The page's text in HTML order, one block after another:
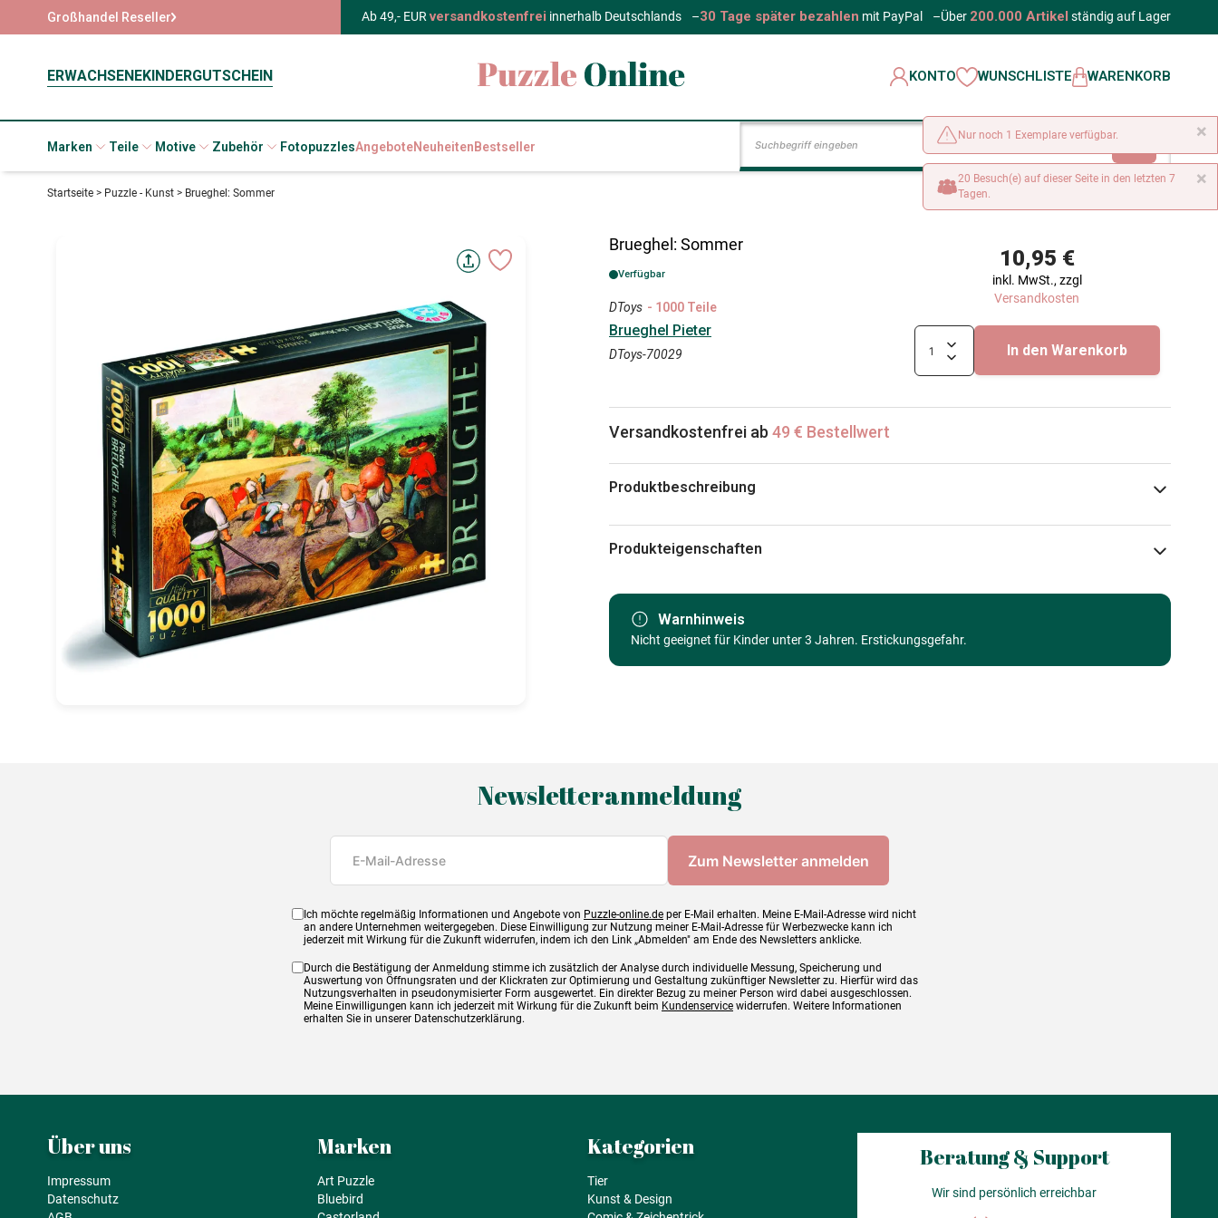
Großhandel Reseller Ab 49,- EURversandkostenfrei innerhalb Deutschlands –30 Tage später bezahlen mit PayPal –Über 200.000 Artikel ständig auf Lager
ERWACHSENEKINDERGUTSCHEIN KONTO WUNSCHLISTE WARENKORB
Marken Teile Motive Zubehör FotopuzzlesAngeboteNeuheitenBestseller
Startseite > Puzzle - Kunst > Brueghel: Sommer
Brueghel: Sommer
Verfügbar
DToys - 1000 Teile
Brueghel Pieter
DToys-70029
10,95 €
inkl. MwSt., zzgl
Versandkosten
In den Warenkorb
Versandkostenfrei ab 49 € Bestellwert
Produktbeschreibung
Puzzlefläche : 68 x 47 cm
Produkteigenschaften
Kategorie
Puzzle für Erwachsene (500 bis 48000 Teile)
Warnhinweis
Nicht geeignet für Kinder unter 3 Jahren. Erstickungsgefahr.
Newsletteranmeldung
Ich möchte regelmäßig Informationen und Angebote von Puzzle-online.de per E-Mail erhalten. Meine E-Mail-Adresse wird nicht
an andere Unternehmen weitergegeben. Diese Einwilligung zur Nutzung meiner E-Mail-Adresse für Werbezwecke kann ich
jederzeit mit Wirkung für die Zukunft widerrufen, indem ich den Link „Abmelden" am Ende des Newsletters anklicke.
Durch die Bestätigung der Anmeldung stimme ich zusätzlich der Analyse durch individuelle Messung, Speicherung und
Auswertung von Öffnungsraten und der Klickraten zur Optimierung und Gestaltung zukünftiger Newsletter zu. Hierfür wird das
Nutzungsverhalten in pseudonymisierter Form ausgewertet. Ein direkter Bezug zu meiner Person wird dabei ausgeschlossen.
Meine Einwilligungen kann ich jederzeit mit Wirkung für die Zukunft beim Kundenservice widerrufen. Weitere Informationen
erhalten Sie in unserer Datenschutzerklärung.
Über uns
Impressum
Datenschutz
Marken
Art Puzzle
Bluebird
Kategorien
Tier
Kunst & Design
Beratung & Support
Wir sind persönlich erreichbar
×
Nur noch 1 Exemplare verfügbar.
×
20 Besuch(e) auf dieser Seite in den letzten 7
Tagen.